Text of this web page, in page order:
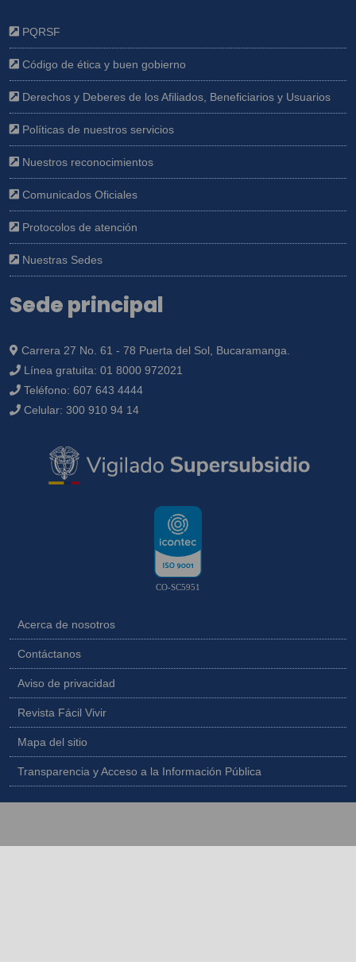
PQRSF
Código de ética y buen gobierno
Derechos y Deberes de los Afiliados, Beneficiarios y Usuarios
Políticas de nuestros servicios
Nuestros reconocimientos
Comunicados Oficiales
Protocolos de atención
Nuestras Sedes
Sede principal
Carrera 27 No. 61 - 78 Puerta del Sol, Bucaramanga.
Línea gratuita: 01 8000 972021
Teléfono: 607 643 4444
Celular: 300 910 94 14
CO-SC5951
Acerca de nosotros
Contáctanos
Aviso de privacidad
Revista Fácil Vivir
Mapa del sitio
Transparencia y Acceso a la Información Pública